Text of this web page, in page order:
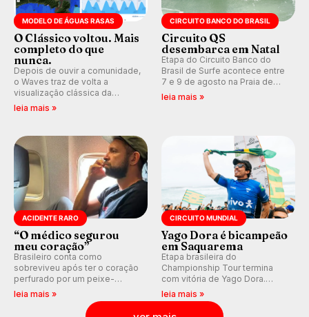
MODELO DE ÁGUAS RASAS
O Clássico voltou. Mais
completo do que
nunca.
Depois de ouvir a comunidade,
o Waves traz de volta a
visualização clássica da
previsão de águas rasas,
ondas para até 16 dias.
leia mais »
CIRCUITO BANCO DO BRASIL
Circuito QS
desembarca em Natal
Etapa do Circuito Banco do
Brasil de Surfe acontece entre
7 e 9 de agosto na Praia de
Miami (RN), em disputas
leia mais »
ACIDENTE RARO
“O médico segurou
meu coração”
Brasileiro conta como
sobreviveu após ter o coração
perfurado por um peixe-
agulha enquanto surfava na
leia mais »
CIRCUITO MUNDIAL
Yago Dora é bicampeão
em Saquarema
Etapa brasileira do
Championship Tour termina
com vitória de Yago Dora.
Sawyer Lindblad vence entre
as mulheres e Leonardo
Fioravanti assume liderança do
leia mais »